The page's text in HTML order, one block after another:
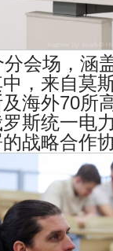
分会场，涵
，来自莫
海外70所
斯统一电
战略合作